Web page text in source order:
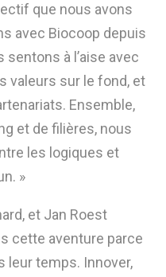
que nous avons
avec Biocoop depuis
à l’aise avec
valeurs sur le fond, et
Ensemble,
et de filières, nous
les logiques et
»
et Jan Roest
cette aventure parce
leur temps. Innover,